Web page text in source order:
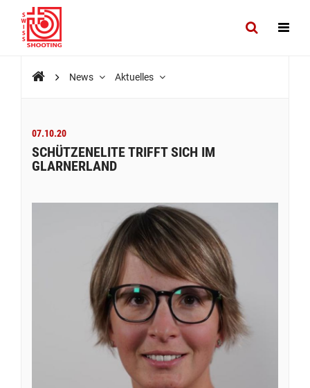
News Aktuelles
07.10.20
SCHÜTZENELITE TRIFFT SICH IM
GLARNERLAND